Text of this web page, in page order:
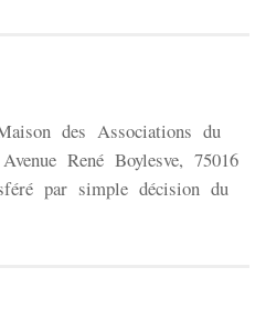
des Associations du
René Boylesve, 75016
par simple décision du